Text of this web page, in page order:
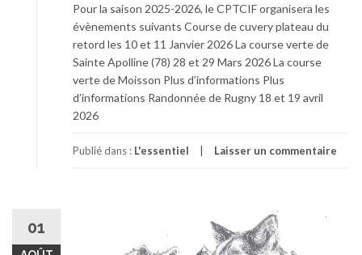
Pour la saison 2025-2026, le CPTCIF organisera les
évènements suivants Course de cuvery plateau du
retord les 10 et 11 Janvier 2026 La course verte de
Sainte Apolline (78) 28 et 29 Mars 2026 La course
verte de Moisson Plus d’informations Plus
d’informations Randonnée de Rugny 18 et 19 avril
2026
Publié dans : L'essentiel Laisser un commentaire
01